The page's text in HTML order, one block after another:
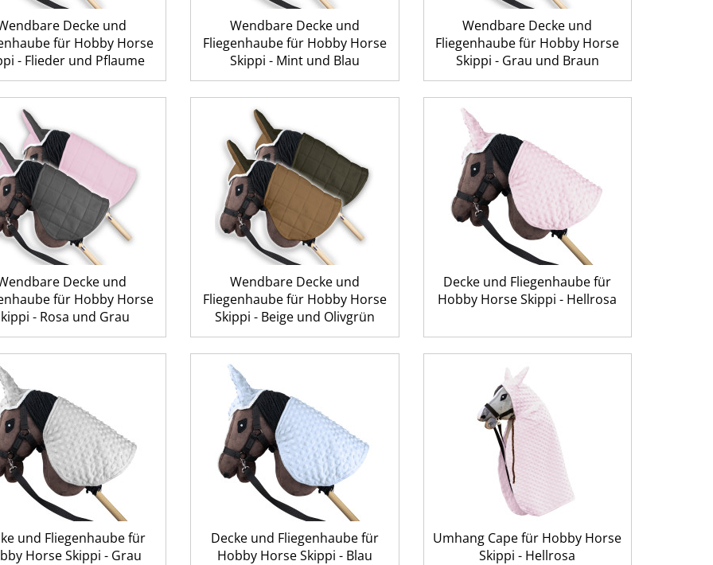
Decke und
für Hobby Horse
- Flieder und Pflaume
Wendbare Decke und
Fliegenhaube für Hobby Horse
Skippi - Mint und Blau
Wendbare Decke und
Fliegenhaube für Hobby Horse
Skippi - Grau und Braun
Decke und
für Hobby Horse
- Rosa und Grau
Wendbare Decke und
Fliegenhaube für Hobby Horse
Skippi - Beige und Olivgrün
Decke und Fliegenhaube für
Hobby Horse Skippi - Hellrosa
und Fliegenhaube für
Horse Skippi - Grau
Decke und Fliegenhaube für
Hobby Horse Skippi - Blau
Umhang Cape für Hobby Horse
Skippi - Hellrosa